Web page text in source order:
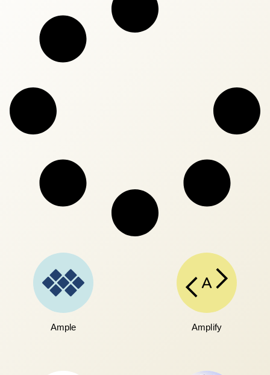
Ample Amplify